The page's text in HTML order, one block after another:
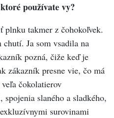
používate vy?
takmer z čohokoľvek.
Ja som vsadila na
pozná, čiže keď je
zákazník presne vie, čo má
čokolatierov
slaného a sladkého,
surovinami